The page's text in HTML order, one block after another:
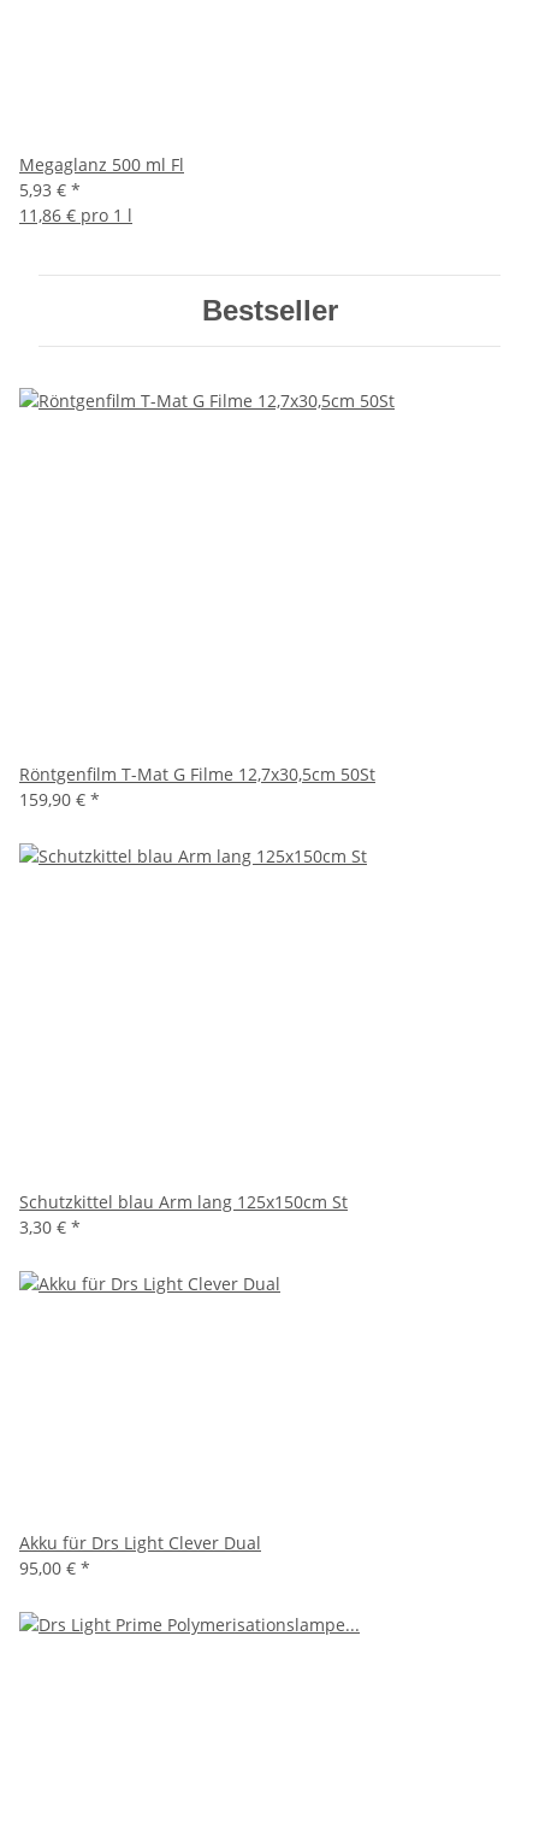
Megaglanz 500 ml Fl
5,93 € *
11,86 € pro 1 l
Bestseller
Röntgenfilm T-Mat G Filme 12,7x30,5cm 50St
159,90 € *
Schutzkittel blau Arm lang 125x150cm St
3,30 € *
Akku für Drs Light Clever Dual
95,00 € *